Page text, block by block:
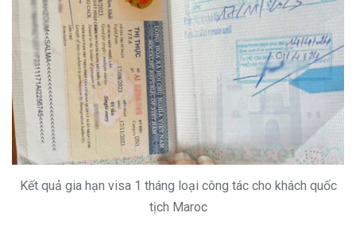
Kết quả gia hạn visa 1 tháng loại công tác cho khách quốc
tịch Maroc